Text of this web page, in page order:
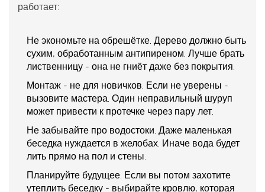
работает:
Не экономьте на обрешётке. Дерево должно быть
сухим, обработанным антипиреном. Лучше брать
лиственницу - она не гниёт даже без покрытия.
Монтаж - не для новичков. Если не уверены -
вызовите мастера. Один неправильный шуруп
может привести к протечке через пару лет.
Не забывайте про водостоки. Даже маленькая
беседка нуждается в желобах. Иначе вода будет
лить прямо на пол и стены.
Планируйте будущее. Если вы потом захотите
утеплить беседку - выбирайте кровлю, которая